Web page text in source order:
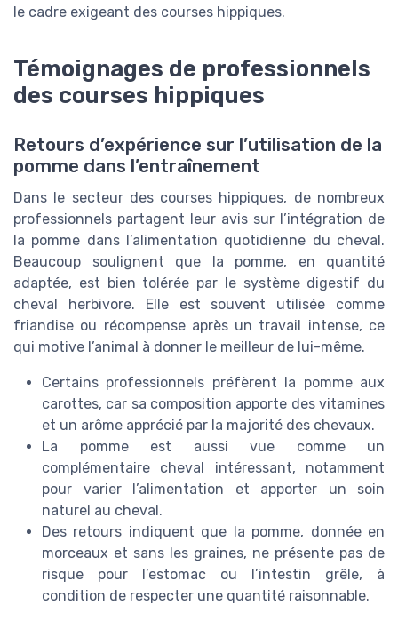
le cadre exigeant des courses hippiques.
Témoignages de professionnels
des courses hippiques
Retours d’expérience sur l’utilisation de la
pomme dans l’entraînement
Dans le secteur des courses hippiques, de nombreux
professionnels partagent leur avis sur l’intégration de
la pomme dans l’alimentation quotidienne du cheval.
Beaucoup soulignent que la pomme, en quantité
adaptée, est bien tolérée par le système digestif du
cheval herbivore. Elle est souvent utilisée comme
friandise ou récompense après un travail intense, ce
qui motive l’animal à donner le meilleur de lui-même.
Certains professionnels préfèrent la pomme aux
carottes, car sa composition apporte des vitamines
et un arôme apprécié par la majorité des chevaux.
La pomme est aussi vue comme un
complémentaire cheval intéressant, notamment
pour varier l’alimentation et apporter un soin
naturel au cheval.
Des retours indiquent que la pomme, donnée en
morceaux et sans les graines, ne présente pas de
risque pour l’estomac ou l’intestin grêle, à
condition de respecter une quantité raisonnable.